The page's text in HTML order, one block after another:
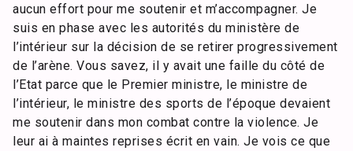
aucun effort pour me soutenir et m’accompagner. Je
suis en phase avec les autorités du ministère de
l’intérieur sur la décision de se retirer progressivement
de l’arène. Vous savez, il y avait une faille du côté de
l’Etat parce que le Premier ministre, le ministre de
l’intérieur, le ministre des sports de l’époque devaient
me soutenir dans mon combat contre la violence. Je
leur ai à maintes reprises écrit en vain. Je vois ce que